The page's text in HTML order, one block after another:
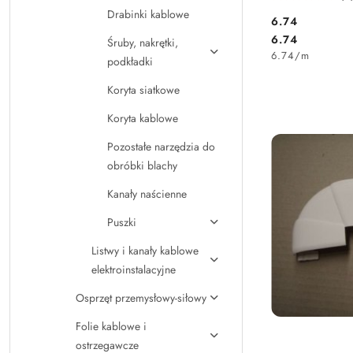
Drabinki kablowe
Śruby, nakrętki,
podkładki
Koryta siatkowe
Koryta kablowe
Pozostałe narzędzia do
obróbki blachy
Kanały naścienne
Puszki
Listwy i kanały kablowe
elektroinstalacyjne
Osprzęt przemysłowy-siłowy
Folie kablowe i
ostrzegawcze
Cena:
6.74
Cena:
6.74
6.74/m